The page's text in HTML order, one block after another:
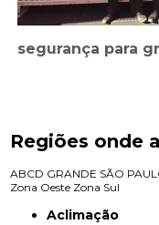
segurança para
Regiões onde
ABCD GRANDE SÃO
Zona Oeste Zona Sul
Aclimação